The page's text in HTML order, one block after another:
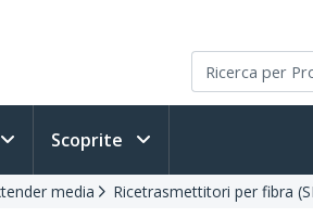
Scoprite
media Ricetrasmettitori per fibra